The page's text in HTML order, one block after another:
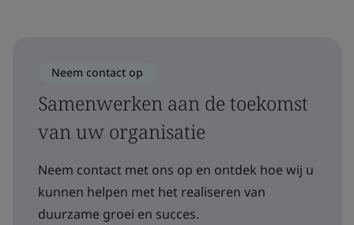
Neem contact op
Samenwerken aan de toekomst
van uw organisatie
Neem contact met ons op en ontdek hoe wij u
kunnen helpen met het realiseren van
duurzame groei en succes.